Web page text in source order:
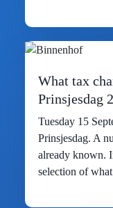
What tax
Prinsjesdag
Tuesday 15
Prinsjesdag. A
already known.
selection of